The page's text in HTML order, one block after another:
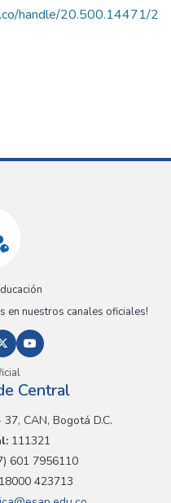
handle/20.500.14471/2
en nuestros canales oficiales!
Central
CAN, Bogotá D.C.
111321
601 7956110
423713